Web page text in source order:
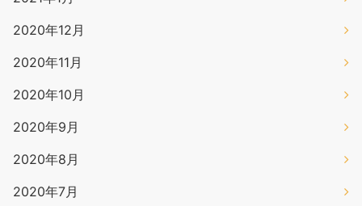
2020年12月
2020年11月
2020年10月
2020年9月
2020年8月
2020年7月